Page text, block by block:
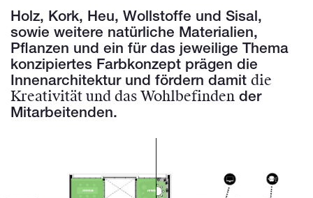
Holz, Kork, Heu, Wollstoffe und Sisal,
sowie weitere natürliche Materialien,
Pflanzen und ein für das jeweilige Thema
konzipiertes Farbkonzept prägen die
Innenarchitektur und fördern damit die
Kreativität und das Wohlbefinden der
Mitarbeitenden.